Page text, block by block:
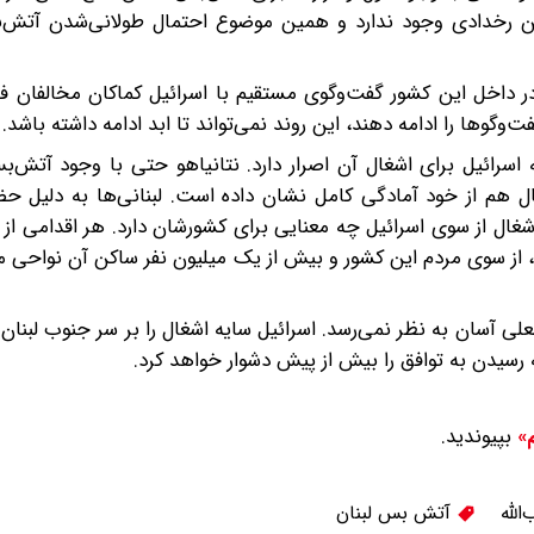
رخدادی وجود ندارد و همین موضوع احتمال طولانی‌‌شدن
این کشور گفت‌وگوی مستقیم با اسرائیل کماکان مخالفان‌
را ادامه دهند، این روند نمی‌تواند تا ابد ادامه داشته باشد.
برای اشغال آن اصرار دارد. نتانیاهو حتی با وجود
از خود آمادگی کامل نشان داده است. لبنانی‌ها به دلیل
از سوی اسرائیل چه معنایی برای کشورشان دارد. هر اقدامی
از سوی مردم این کشور و بیش از یک میلیون نفر ساکن آن
آسان به‌ نظر نمی‌رسد. اسرائیل سایه اشغال را بر سر جنوب
به توافق را بیش از پیش دشوار خواهد کرد.
بپیوندید.
آتش بس لبنان